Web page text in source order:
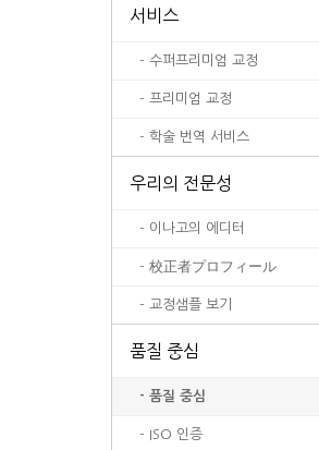
서비스
- 수퍼프리미엄 교정
- 프리미엄 교정
- 학술 번역 서비스
우리의 전문성
- 이나고의 에디터
- 校正者プロフィール
- 교정샘플 보기
품질 중심
- 품질 중심
- ISO 인증